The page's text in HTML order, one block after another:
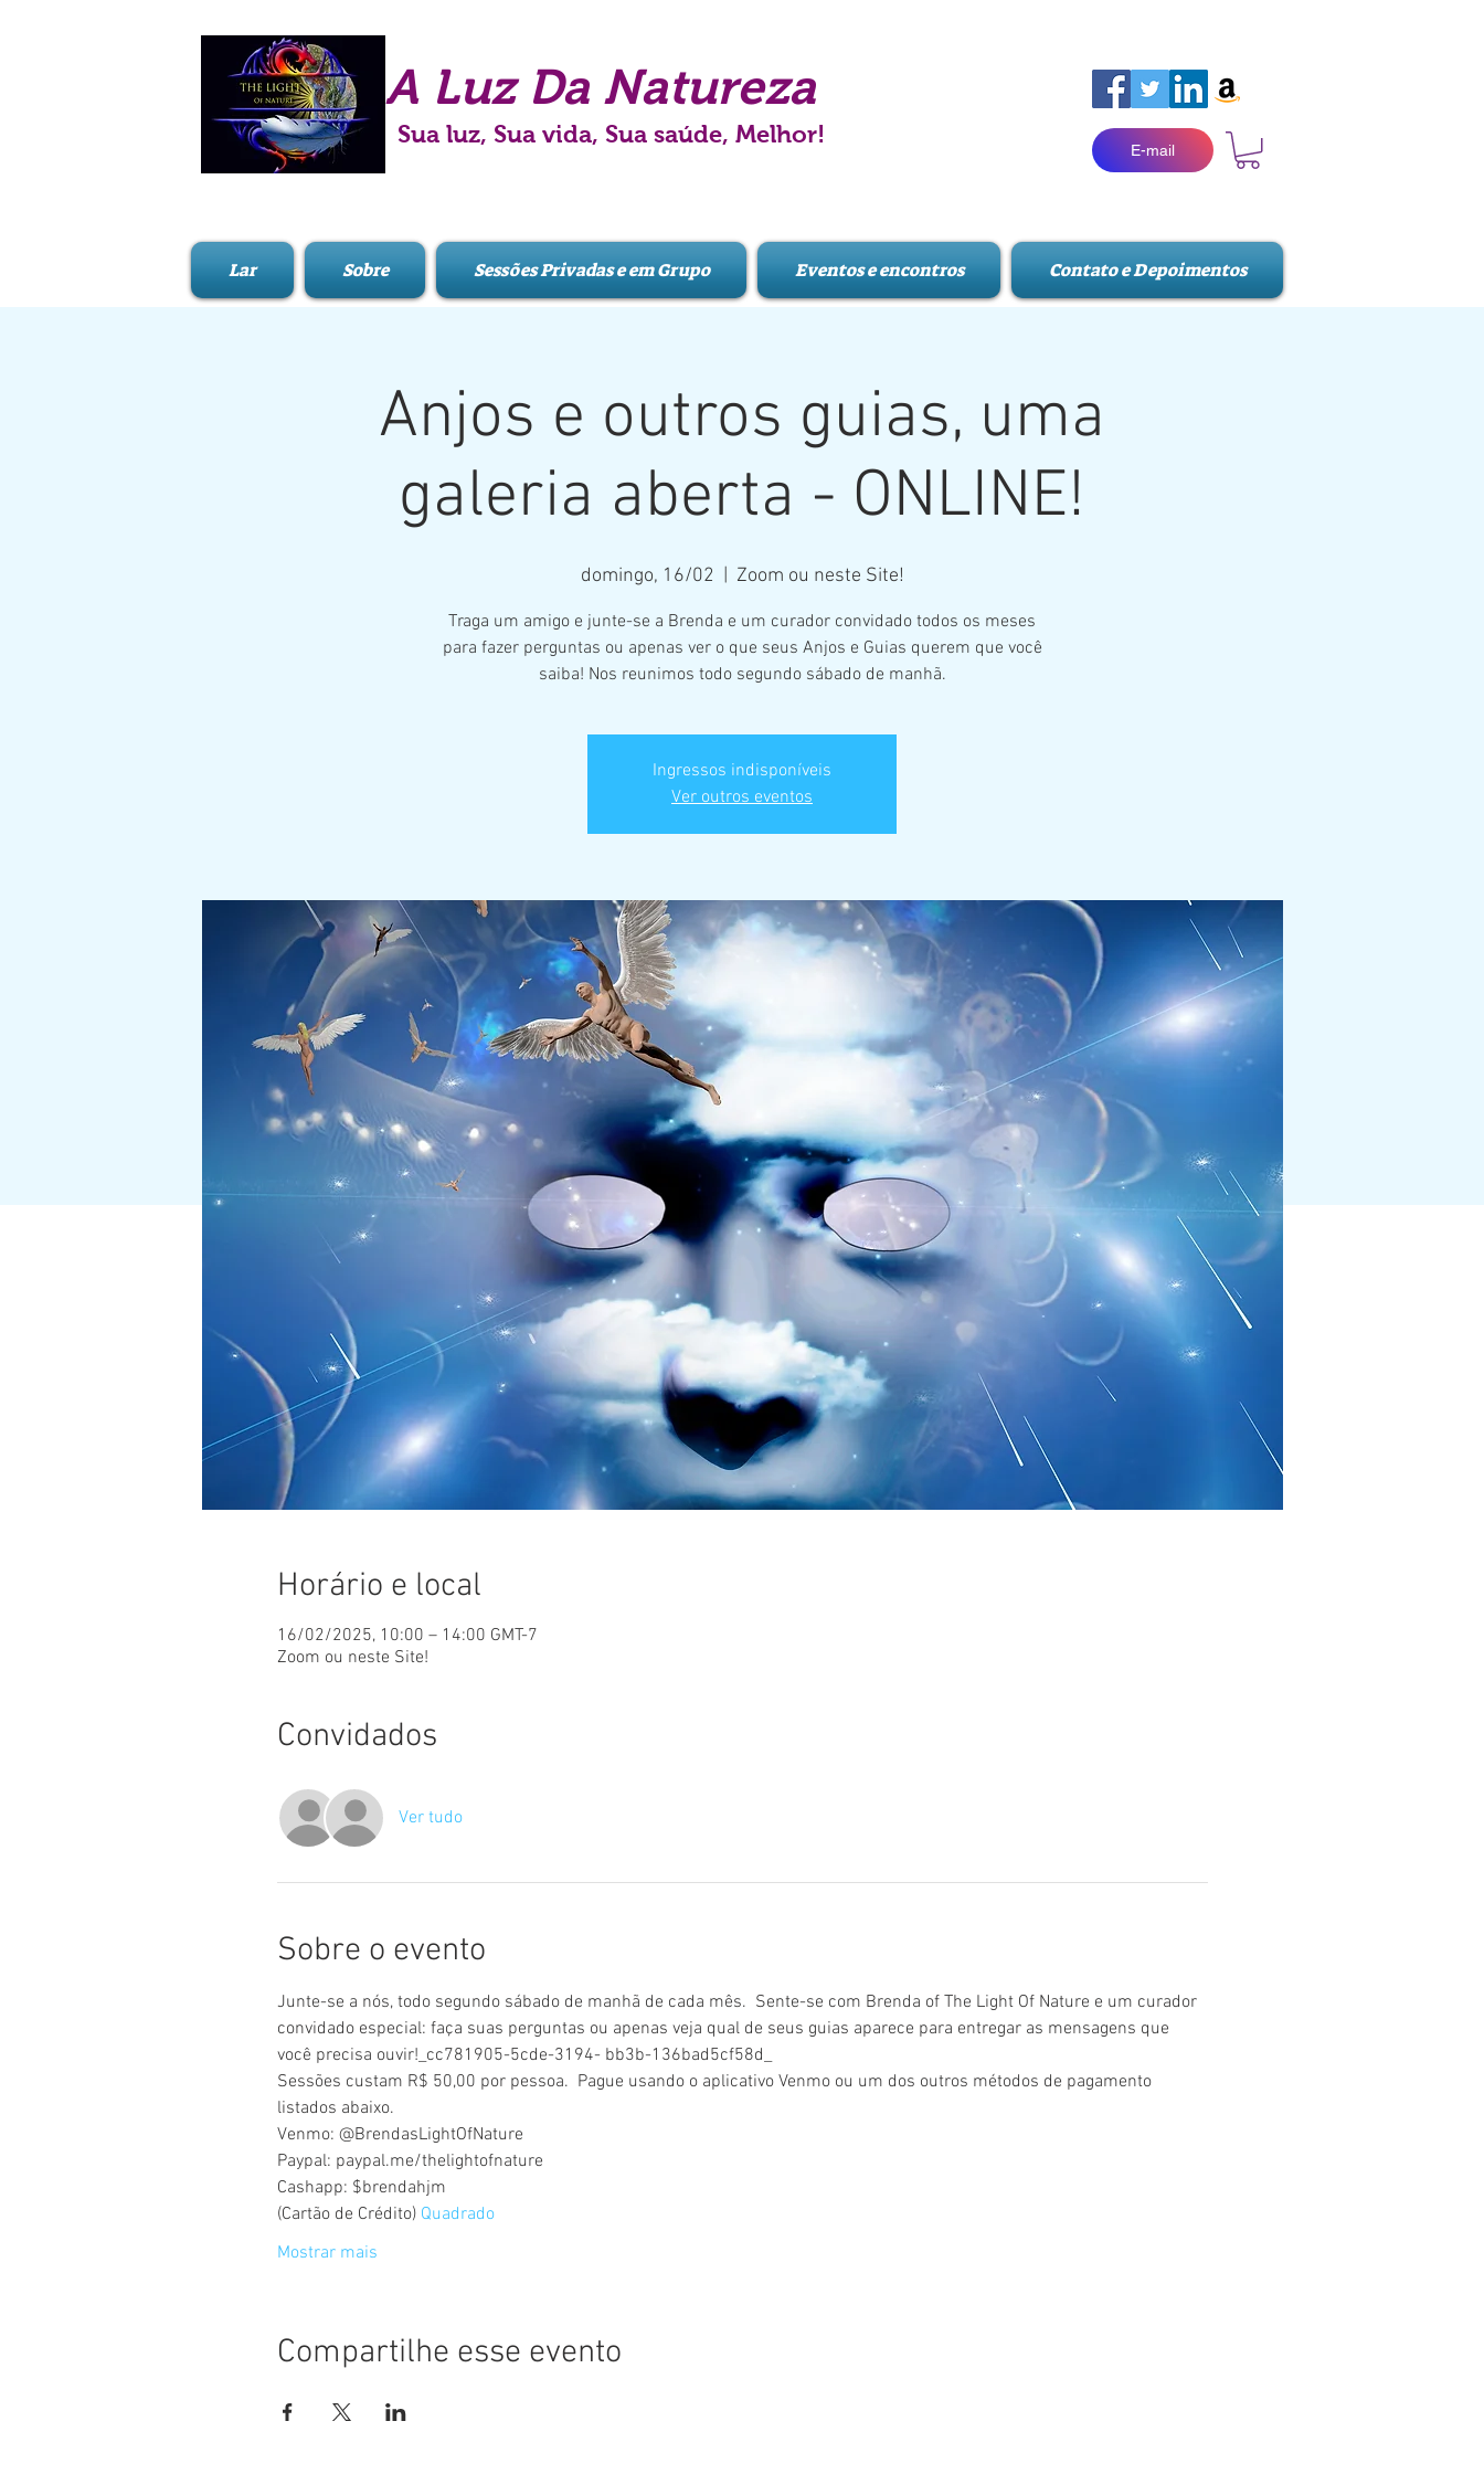
A Luz Da Natureza
Sua luz, Sua vida, Sua saúde, Melhor!
E-mail
Lar Sobre Sessões Privadas e em Grupo Eventos e encontros Contato e Depoimentos
Anjos e outros guias, uma
galeria aberta - ONLINE!
domingo, 16/02 Zoom ou neste Site!
Traga um amigo e junte-se a Brenda e um curador convidado todos os meses
para fazer perguntas ou apenas ver o que seus Anjos e Guias querem que você
saiba! Nos reunimos todo segundo sábado de manhã.
Ingressos indisponíveis
Ver outros eventos
Horário e local
16/02/2025, 10:00 – 14:00 GMT-7
Zoom ou neste Site!
Convidados
Ver tudo
Sobre o evento
Junte-se a nós, todo segundo sábado de manhã de cada mês.  Sente-se com Brenda of The Light Of Nature e um curador
convidado especial: faça suas perguntas ou apenas veja qual de seus guias aparece para entregar as mensagens que
você precisa ouvir!_cc781905-5cde-3194- bb3b-136bad5cf58d_
Sessões custam R$ 50,00 por pessoa.  Pague usando o aplicativo Venmo ou um dos outros métodos de pagamento
listados abaixo.
Venmo: @BrendasLightOfNature
Paypal: paypal.me/thelightofnature
Cashapp: $brendahjm
(Cartão de Crédito) Quadrado
Mostrar mais
Compartilhe esse evento